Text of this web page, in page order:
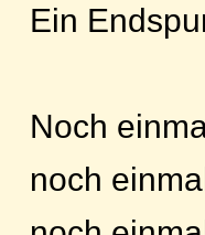
Ein
Noch
noch